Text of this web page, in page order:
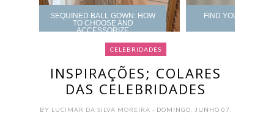
SEQUINED BALL GOWN: HOW
TO CHOOSE AND
ACCESSORIZE
FIND YOUR PROM
CELEBRIDADES
INSPIRAÇÕES; COLARES
DAS CELEBRIDADES
BY LUCIMAR DA SILVA MOREIRA- DOMINGO, JUNHO 07,